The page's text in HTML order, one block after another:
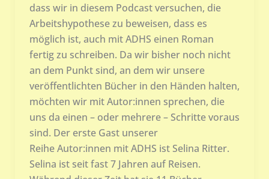
dass wir in diesem Podcast versuchen, die
Arbeitshypothese zu beweisen, dass es
möglich ist, auch mit ADHS einen Roman
fertig zu schreiben. Da wir bisher noch nicht
an dem Punkt sind, an dem wir unsere
veröffentlichten Bücher in den Händen halten,
möchten wir mit Autor:innen sprechen, die
uns da einen – oder mehrere – Schritte voraus
sind. Der erste Gast unserer
Reihe Autor:innen mit ADHS ist Selina Ritter.
Selina ist seit fast 7 Jahren auf Reisen.